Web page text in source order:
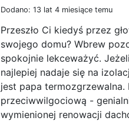
Dodano: 13 lat 4 miesiące temu
Przeszło Ci kiedyś przez
swojego domu? Wbrew
spokojnie lekceważyć.
najlepiej nadaje się na
jest papa
przeciwwilgociową -
wymienionej renowacji